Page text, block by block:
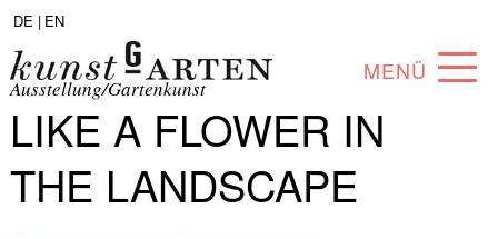
DE | EN
MENÜ
PROGRAMM
ABOUT
Ausstellung/Gartenkunst
LIKE A FLOWER IN
THE LANDSCAPE